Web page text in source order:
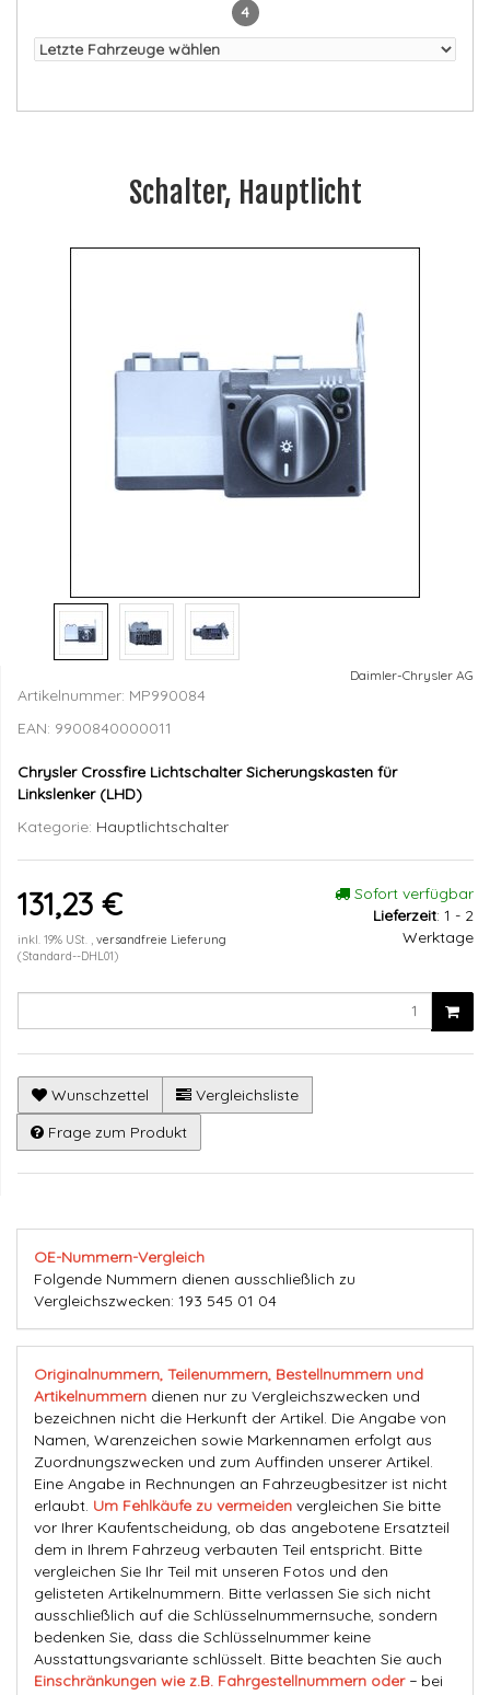
4
Schalter, Hauptlicht
Daimler-Chrysler AG
Artikelnummer: MP990084
EAN: 9900840000011
Chrysler Crossfire Lichtschalter Sicherungskasten für
Linkslenker (LHD)
Kategorie: Hauptlichtschalter
131,23 €
inkl. 19% USt. , versandfreie Lieferung
(Standard--DHL01)
Sofort verfügbar
Lieferzeit: 1 - 2
Werktage
Wunschzettel
Vergleichsliste
Frage zum Produkt
OE-Nummern-Vergleich
Folgende Nummern dienen ausschließlich zu
Vergleichszwecken: 193 545 01 04
Originalnummern, Teilenummern, Bestellnummern und
Artikelnummern dienen nur zu Vergleichszwecken und
bezeichnen nicht die Herkunft der Artikel. Die Angabe von
Namen, Warenzeichen sowie Markennamen erfolgt aus
Zuordnungszwecken und zum Auffinden unserer Artikel.
Eine Angabe in Rechnungen an Fahrzeugbesitzer ist nicht
erlaubt. Um Fehlkäufe zu vermeiden vergleichen Sie bitte
vor Ihrer Kaufentscheidung, ob das angebotene Ersatzteil
dem in Ihrem Fahrzeug verbauten Teil entspricht. Bitte
vergleichen Sie Ihr Teil mit unseren Fotos und den
gelisteten Artikelnummern. Bitte verlassen Sie sich nicht
ausschließlich auf die Schlüsselnummernsuche, sondern
bedenken Sie, dass die Schlüsselnummer keine
Ausstattungsvariante schlüsselt. Bitte beachten Sie auch
Einschränkungen wie z.B. Fahrgestellnummern oder− bei